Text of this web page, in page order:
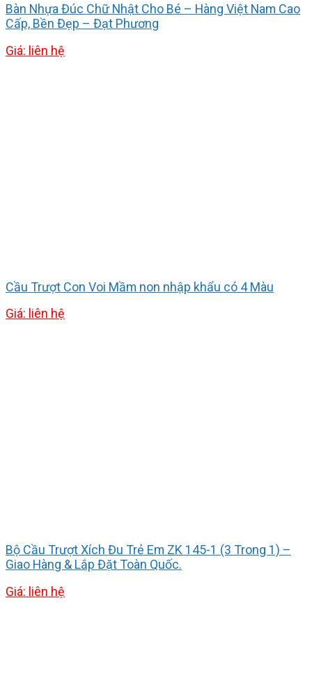
Bàn Nhựa Đúc Chữ Nhật Cho Bé – Hàng Việt Nam Cao
Cấp, Bền Đẹp – Đạt Phương
Giá: liên hệ
Cầu Trượt Con Voi Mầm non nhập khẩu có 4 Màu
Giá: liên hệ
Bộ Cầu Trượt Xích Đu Trẻ Em ZK 145-1 (3 Trong 1) –
Giao Hàng & Lắp Đặt Toàn Quốc.
Giá: liên hệ